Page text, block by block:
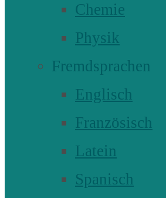
Chemie
Physik
Fremdsprachen
Englisch
Französisch
Latein
Spanisch